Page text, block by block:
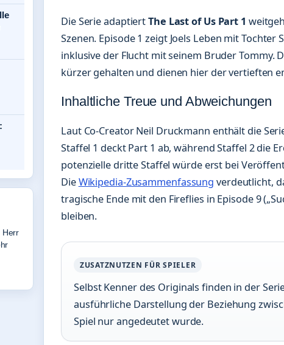
Die Serie adaptiertThe Last of Us Part 1
Szenen. Episode 1 zeigt Joels Leben mit
inklusive der Flucht mit seinem Bruder Tommy.
kürzer gehalten und dienen hier der vertieften
Inhaltliche Treue und Abweichungen
Laut Co-Creator Neil Druckmann enthält die
Staffel 1 deckt Part 1 ab, während Staffel 2 die
potenzielle dritte Staffel würde erst bei
DieWikipedia-Zusammenfassung verdeutlicht,
tragische Ende mit den Fireflies in Episode 9
bleiben.
ZUSATZNUTZEN FÜR SPIELER
Selbst Kenner des Originals finden in der
ausführliche Darstellung der Beziehung
Spiel nur angedeutet wurde.